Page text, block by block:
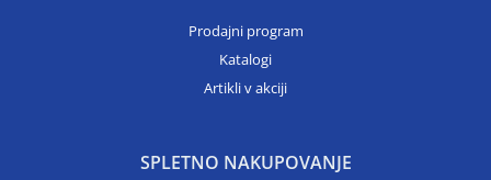
Prodajni program
Katalogi
Artikli v akciji
SPLETNO NAKUPOVANJE